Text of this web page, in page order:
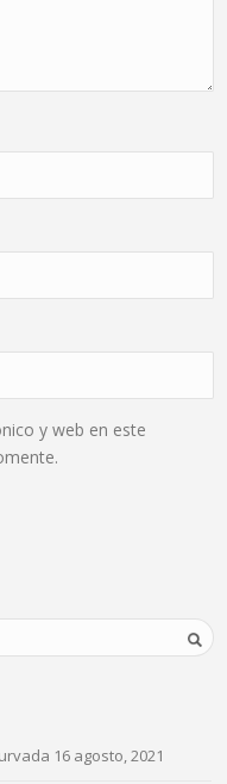
y web en este
16 agosto, 2021